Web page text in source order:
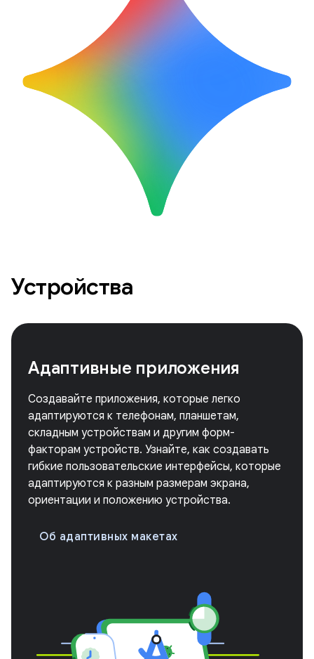
Устройства
Адаптивные приложения
Создавайте приложения, которые легко
адаптируются к телефонам, планшетам,
складным устройствам и другим форм-
факторам устройств. Узнайте, как создавать
гибкие пользовательские интерфейсы, которые
адаптируются к разным размерам экрана,
ориентации и положению устройства.
Об адаптивных макетах